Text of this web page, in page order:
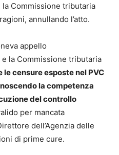
la Commissione tributaria
annullando l’atto.
appello
e la Commissione tributaria
le censure esposte nel PVC
la competenza
del controllo
per mancata
dell’Agenzia delle
di prime cure.